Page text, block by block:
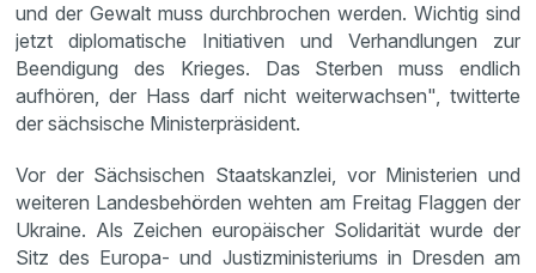
und der Gewalt muss durchbrochen werden. Wichtig sind
jetzt diplomatische Initiativen und Verhandlungen zur
Beendigung des Krieges. Das Sterben muss endlich
aufhören, der Hass darf nicht weiterwachsen", twitterte
der sächsische Ministerpräsident.
Vor der Sächsischen Staatskanzlei, vor Ministerien und
weiteren Landesbehörden wehten am Freitag Flaggen der
Ukraine. Als Zeichen europäischer Solidarität wurde der
Sitz des Europa- und Justizministeriums in Dresden am